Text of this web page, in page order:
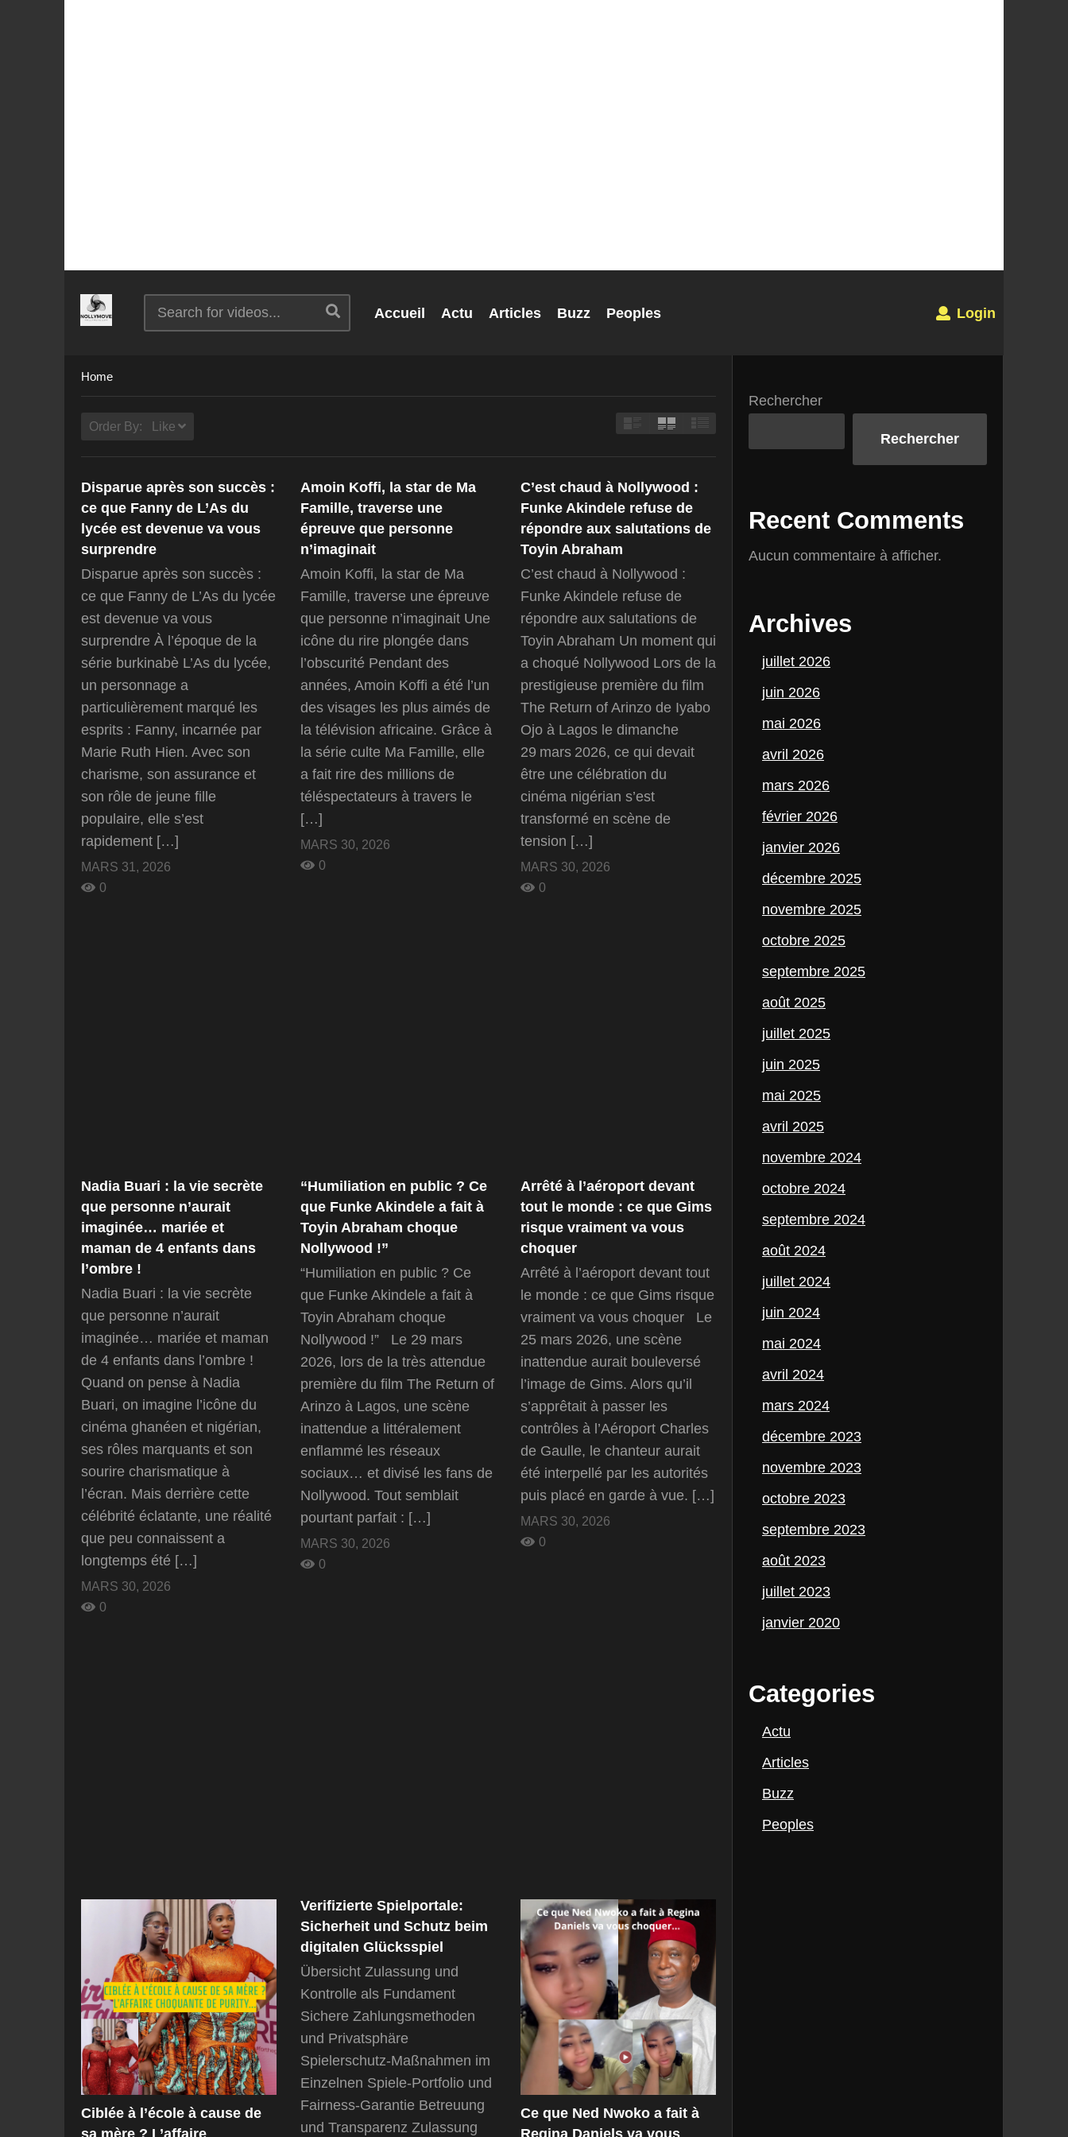
Login
Accueil Actu Articles Buzz Peoples
Home
Order By: Like
Disparue après son succès :
ce que Fanny de L’As du
lycée est devenue va vous
surprendre
Disparue après son succès :
ce que Fanny de L’As du lycée
est devenue va vous
surprendre À l’époque de la
série burkinabè L’As du lycée,
un personnage a
particulièrement marqué les
esprits : Fanny, incarnée par
Marie Ruth Hien. Avec son
charisme, son assurance et
son rôle de jeune fille
populaire, elle s’est
rapidement […]
MARS 31, 2026
0
Amoin Koffi, la star de Ma
Famille, traverse une
épreuve que personne
n’imaginait
Amoin Koffi, la star de Ma
Famille, traverse une épreuve
que personne n’imaginait Une
icône du rire plongée dans
l’obscurité Pendant des
années, Amoin Koffi a été l’un
des visages les plus aimés de
la télévision africaine. Grâce à
la série culte Ma Famille, elle
a fait rire des millions de
téléspectateurs à travers le
[…]
MARS 30, 2026
0
C’est chaud à Nollywood :
Funke Akindele refuse de
répondre aux salutations de
Toyin Abraham
C’est chaud à Nollywood :
Funke Akindele refuse de
répondre aux salutations de
Toyin Abraham Un moment qui
a choqué Nollywood Lors de la
prestigieuse première du film
The Return of Arinzo de Iyabo
Ojo à Lagos le dimanche
29 mars 2026, ce qui devait
être une célébration du
cinéma nigérian s’est
transformé en scène de
tension […]
MARS 30, 2026
0
Nadia Buari : la vie secrète
que personne n’aurait
imaginée… mariée et
maman de 4 enfants dans
l’ombre !
Nadia Buari : la vie secrète
que personne n’aurait
imaginée… mariée et maman
de 4 enfants dans l’ombre !
Quand on pense à Nadia
Buari, on imagine l’icône du
cinéma ghanéen et nigérian,
ses rôles marquants et son
sourire charismatique à
l’écran. Mais derrière cette
célébrité éclatante, une réalité
que peu connaissent a
longtemps été […]
MARS 30, 2026
0
“Humiliation en public ? Ce
que Funke Akindele a fait à
Toyin Abraham choque
Nollywood !”
“Humiliation en public ? Ce
que Funke Akindele a fait à
Toyin Abraham choque
Nollywood !” Le 29 mars
2026, lors de la très attendue
première du film The Return of
Arinzo à Lagos, une scène
inattendue a littéralement
enflammé les réseaux
sociaux… et divisé les fans de
Nollywood. Tout semblait
pourtant parfait : […]
MARS 30, 2026
0
Arrêté à l’aéroport devant
tout le monde : ce que Gims
risque vraiment va vous
choquer
Arrêté à l’aéroport devant tout
le monde : ce que Gims risque
vraiment va vous choquer Le
25 mars 2026, une scène
inattendue aurait bouleversé
l’image de Gims. Alors qu’il
s’apprêtait à passer les
contrôles à l’Aéroport Charles
de Gaulle, le chanteur aurait
été interpellé par les autorités
puis placé en garde à vue. […]
MARS 30, 2026
0
Ciblée à l’école à cause de
Verifizierte Spielportale:
Sicherheit und Schutz beim
digitalen Glücksspiel
Übersicht Zulassung und
Kontrolle als Fundament
Sichere Zahlungsmethoden
und Privatsphäre
Spielerschutz-Maßnahmen im
Einzelnen Spiele-Portfolio und
Fairness-Garantie Betreuung
und Transparenz Zulassung
Ce que Ned Nwoko a fait à
Rechercher
Rechercher
Recent Comments
Aucun commentaire à afficher.
Archives
juillet 2026
juin 2026
mai 2026
avril 2026
mars 2026
février 2026
janvier 2026
décembre 2025
novembre 2025
octobre 2025
septembre 2025
août 2025
juillet 2025
juin 2025
mai 2025
avril 2025
novembre 2024
octobre 2024
septembre 2024
août 2024
juillet 2024
juin 2024
mai 2024
avril 2024
mars 2024
décembre 2023
novembre 2023
octobre 2023
septembre 2023
août 2023
juillet 2023
janvier 2020
Categories
Actu
Articles
Buzz
Peoples